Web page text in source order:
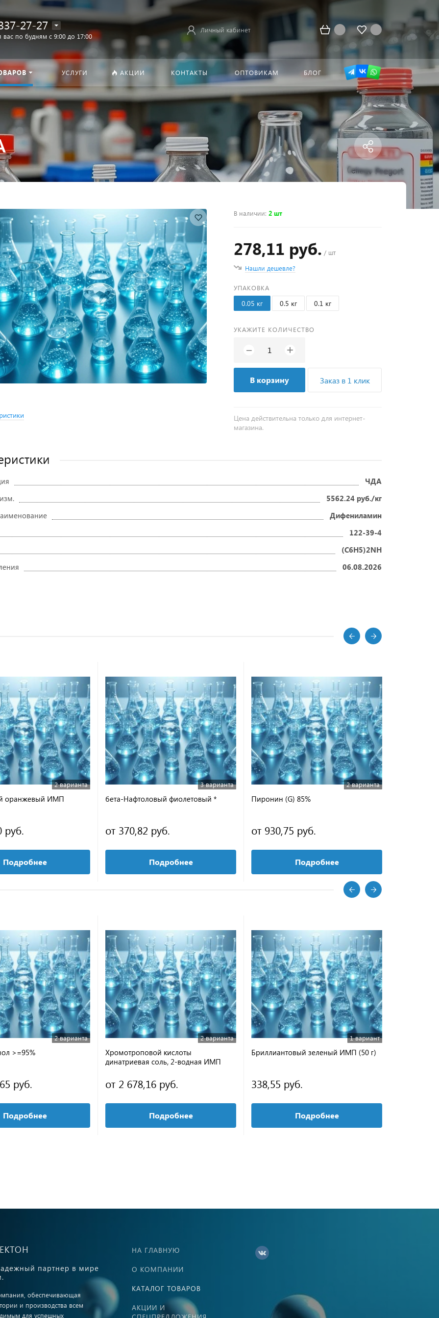
27-27
вас по будням с 9:00 до 17:00
Личный кабинет
УСЛУГИ АКЦИИ КОНТАКТЫ ОПТОВИКАМ БЛОГ
В наличии:2 шт
278,11 руб. / шт
Нашли дешевле?
УПАКОВКА
0.05 кг 0.5 кг 0.1 кг
УКАЖИТЕ КОЛИЧЕСТВО
− +
В корзину Заказ в 1 клик
Цена действительна только для интернет-
магазина.
ЧДА
5562.24 руб./кг
Дифениламин
122-39-4
(C6H5)2NH
06.08.2026
2 варианта
оранжевый ИМП
руб.
Подробнее
3 варианта
бета-Нафтоловый фиолетовый *
от 370,82 руб.
Подробнее
2 варианта
Пиронин (G) 85%
от 930,75 руб.
Подробнее
2 варианта
>=95%
руб.
Подробнее
2 варианта
Хромотроповой кислоты
динатриевая соль, 2-водная ИМП
от 2 678,16 руб.
Подробнее
1 вариант
Бриллиантовый зеленый ИМП (50 г)
338,55 руб.
Подробнее
партнер в мире
обеспечивающая
и производства всем
для успешных
НА ГЛАВНУЮ
О КОМПАНИИ
КАТАЛОГ ТОВАРОВ
АКЦИИ И